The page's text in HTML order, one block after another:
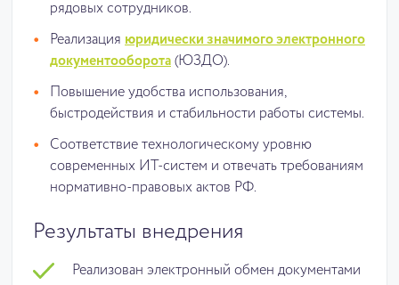
рядовых сотрудников.
Реализация юридически значимого электронного
документооборота (ЮЗДО).
Повышение удобства использования,
быстродействия и стабильности работы системы.
Соответствие технологическому уровню
современных ИТ-систем и отвечать требованиям
нормативно-правовых актов РФ.
Результаты внедрения
Реализован электронный обмен документами